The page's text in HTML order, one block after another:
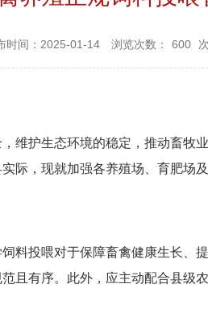
时间：2025-01-14 浏览次数： 600 次
维护生态环境的稳定，推动畜牧
际，现就加强各养殖场、育肥场
料投喂对于保障畜禽健康生长、
且有序。此外，应主动配合县级